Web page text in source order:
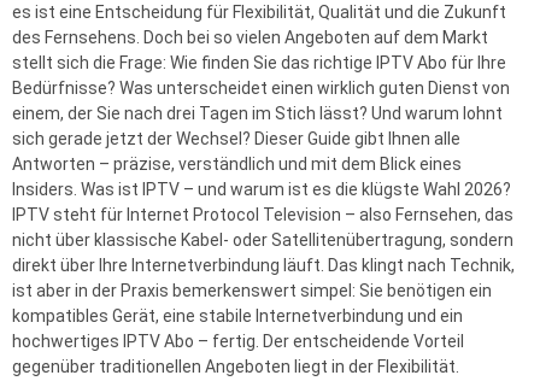
es ist eine Entscheidung für Flexibilität, Qualität und die Zukunft
des Fernsehens. Doch bei so vielen Angeboten auf dem Markt
stellt sich die Frage: Wie finden Sie das richtige IPTV Abo für Ihre
Bedürfnisse? Was unterscheidet einen wirklich guten Dienst von
einem, der Sie nach drei Tagen im Stich lässt? Und warum lohnt
sich gerade jetzt der Wechsel? Dieser Guide gibt Ihnen alle
Antworten – präzise, verständlich und mit dem Blick eines
Insiders. Was ist IPTV – und warum ist es die klügste Wahl 2026?
IPTV steht für Internet Protocol Television – also Fernsehen, das
nicht über klassische Kabel- oder Satellitenübertragung, sondern
direkt über Ihre Internetverbindung läuft. Das klingt nach Technik,
ist aber in der Praxis bemerkenswert simpel: Sie benötigen ein
kompatibles Gerät, eine stabile Internetverbindung und ein
hochwertiges IPTV Abo – fertig. Der entscheidende Vorteil
gegenüber traditionellen Angeboten liegt in der Flexibilität.